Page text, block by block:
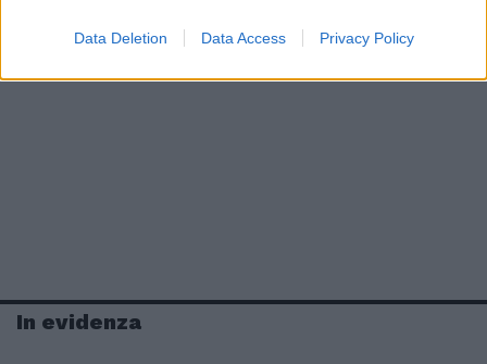
Data Deletion Data Access Privacy Policy
In evidenza